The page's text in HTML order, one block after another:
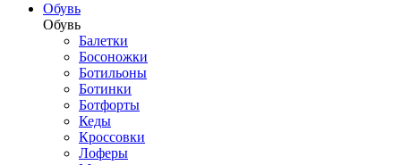
Обувь
Обувь
Балетки
Босоножки
Ботильоны
Ботинки
Ботфорты
Кеды
Кроссовки
Лоферы